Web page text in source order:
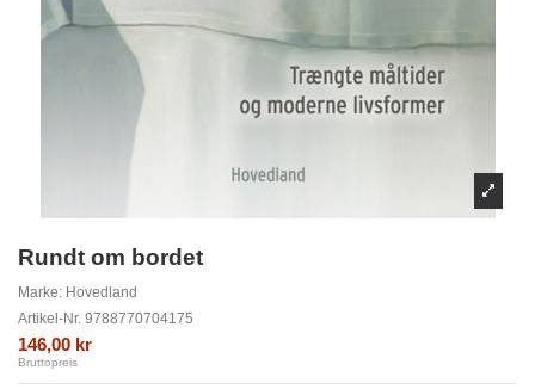
Rundt om bordet
Marke: Hovedland
Artikel-Nr. 9788770704175
146,00 kr
Bruttopreis